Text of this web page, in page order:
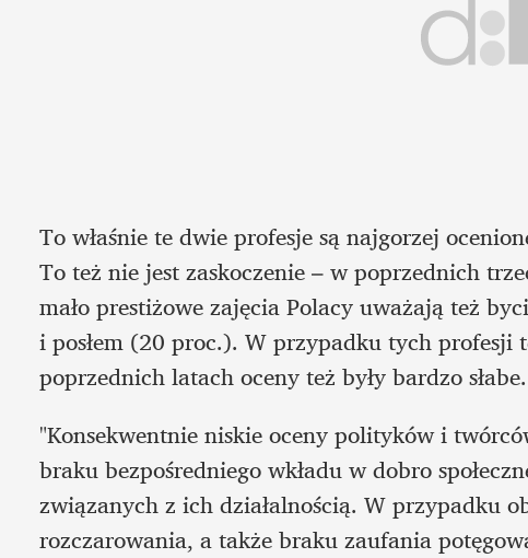
To właśnie te dwie profesje są najgorzej
To też nie jest zaskoczenie – w poprzednich
mało prestiżowe zajęcia Polacy uważają też
i posłem (20 proc.). W przypadku tych profesji
poprzednich latach oceny też były bardzo słabe.
"Konsekwentnie niskie oceny polityków i
braku bezpośredniego wkładu w dobro
związanych z ich działalnością. W przypadku
rozczarowania, a także braku zaufania